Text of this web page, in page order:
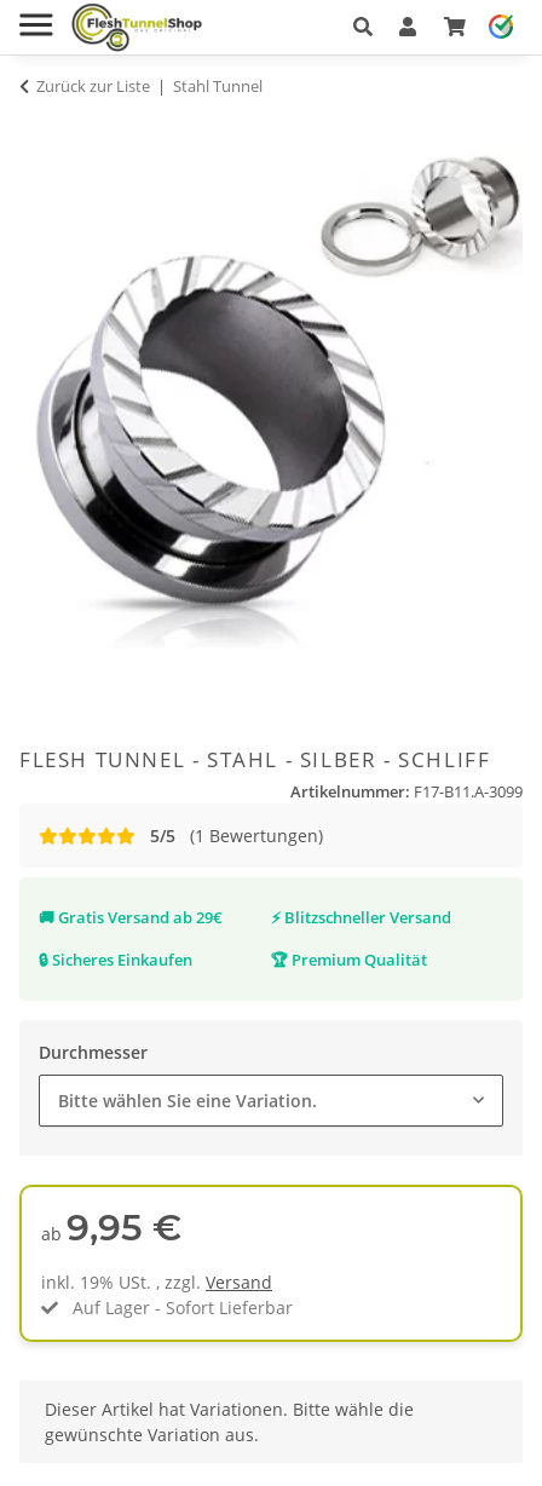
Zurück zur Liste Stahl Tunnel
FLESH TUNNEL - STAHL - SILBER - SCHLIFF
Artikelnummer: F17-B11.A-3099
5/5 (1 Bewertungen)
🚚Gratis Versand ab 29€ ⚡ Blitzschneller Versand
🔒Sicheres Einkaufen 🏆 Premium Qualität
Durchmesser
Bitte wählen Sie eine Variation.
ab 9,95 €
inkl. 19% USt. , zzgl. Versand
Auf Lager - Sofort Lieferbar
x
Dieser Artikel hat Variationen. Bitte wähle die
gewünschte Variation aus.